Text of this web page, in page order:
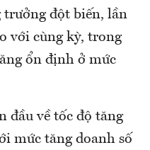
trưởng đột biến, lần
với cùng kỳ, trong
ổn định ở mức
đầu về tốc độ tăng
mức tăng doanh số